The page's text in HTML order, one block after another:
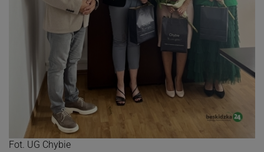
Fot. UG Chybie